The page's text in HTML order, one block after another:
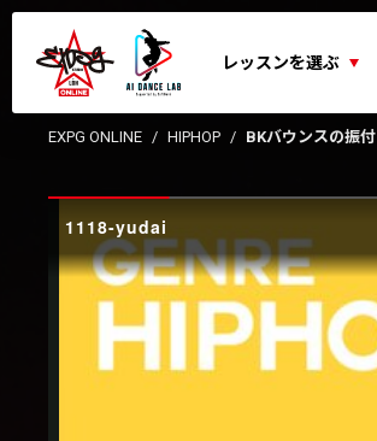
レッスンを選ぶ
EXPG ONLINE HIPHOP BKバウンスの振付
1118-yudai